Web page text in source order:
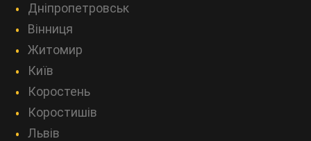
Дніпропетровськ
Вінниця
Житомир
Київ
Коростень
Коростишів
Львів